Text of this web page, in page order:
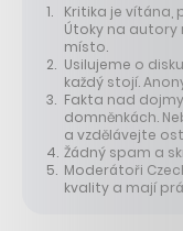
Kritika je vítána,
Útoky na
místo.
Usilujeme o
každý stojí.
Fakta nad
domněnkách.
a vzdělávejte
Žádný spam a
Moderátoři
kvality a mají